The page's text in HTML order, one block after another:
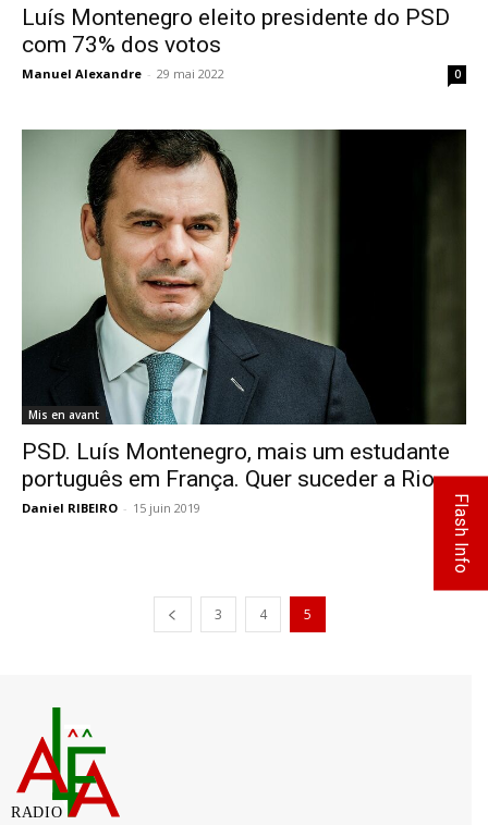
Luís Montenegro eleito presidente do PSD
com 73% dos votos
Manuel Alexandre - 29 mai 2022 0
Mis en avant
PSD. Luís Montenegro, mais um estudante
português em França. Quer suceder a Rio
Daniel RIBEIRO - 15 juin 2019 0
3 4 5
RADIO
Flash Info